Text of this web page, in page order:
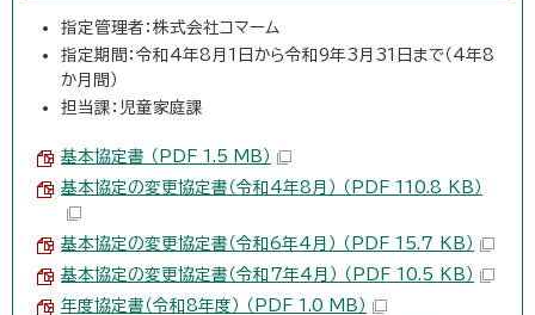
指定管理者：株式会社コマーム
指定期間：令和4年8月1日から令和9年3月31日まで（4年8
か月間）
担当課：児童家庭課
基本協定書 （PDF 1.5 MB）
基本協定の変更協定書（令和4年8月） （PDF 110.8 KB）
基本協定の変更協定書（令和6年4月） （PDF 15.7 KB）
基本協定の変更協定書（令和7年4月） （PDF 10.5 KB）
年度協定書（令和8年度） （PDF 1.0 MB）